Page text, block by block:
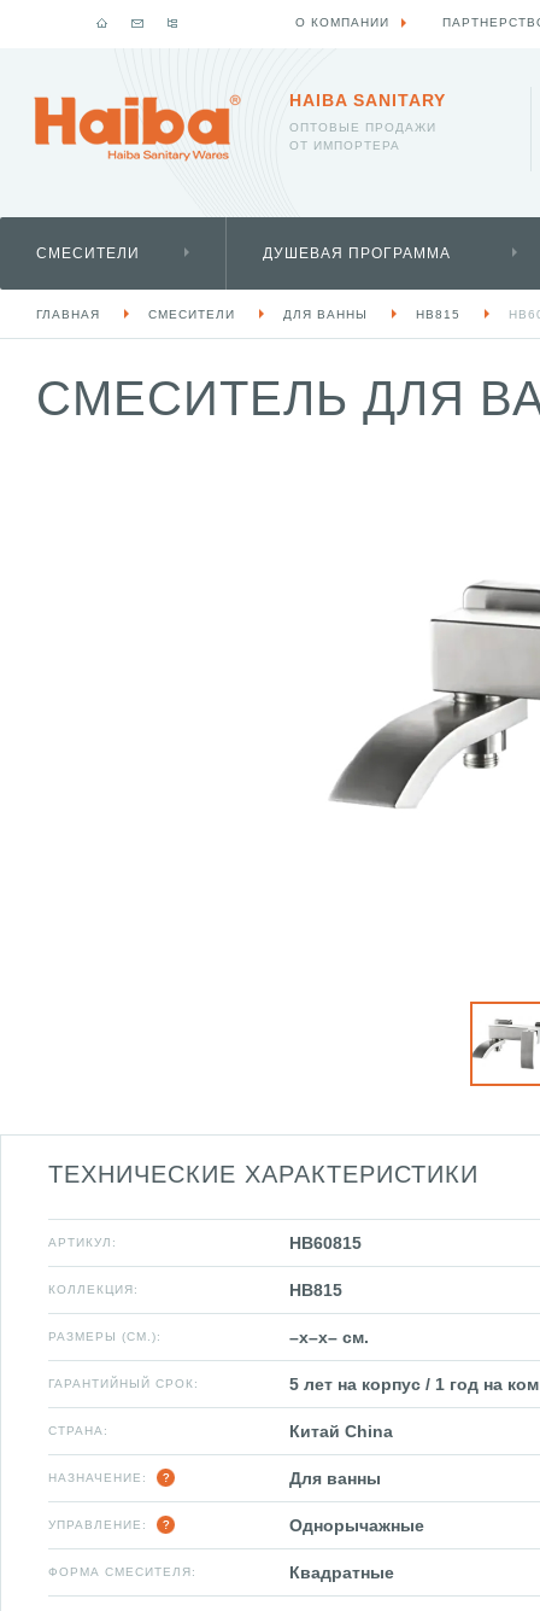
HAIBA SANITARY
ОПТОВЫЕ ПРОДАЖИ
ОТ ИМПОРТЕРА
СМЕСИТЕЛИ ДУШЕВАЯ ПРОГРАММА
ГЛАВНАЯ СМЕСИТЕЛИ ДЛЯ ВАННЫ HB815
СМЕСИТЕЛЬ ДЛЯ
ТЕХНИЧЕСКИЕ ХАРАКТЕРИСТИКИ
АРТИКУЛ: HB60815
КОЛЛЕКЦИЯ: HB815
РАЗМЕРЫ (СМ.): –x–x– см.
ГАРАНТИЙНЫЙ СРОК: 5 лет на корпус / 1 год на
СТРАНА: Китай China
НАЗНАЧЕНИЕ: Для ванны
УПРАВЛЕНИЕ: Однорычажные
ФОРМА СМЕСИТЕЛЯ: Квадратные
О КОМПАНИИ